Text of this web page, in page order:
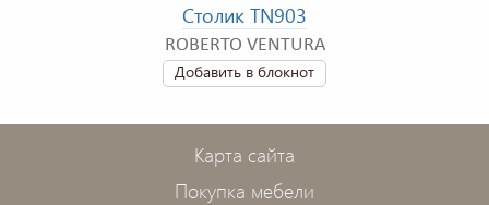
Столик TN903
ROBERTO VENTURA
Добавить в блокнот
Карта сайта
Покупка мебели